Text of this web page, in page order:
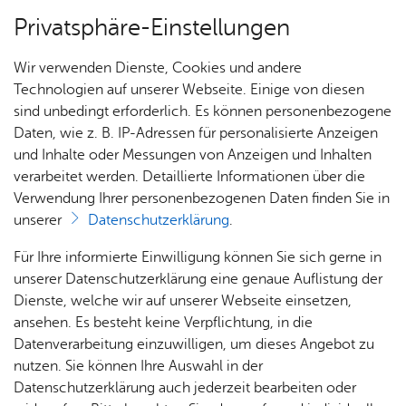
Über­sicht Bür­ger & Stadt
Rat­
haus &
Bür­
ger­
ser­vice
Rat­
häu­ser
Nach­
rich­
ten,
Vi­de­os
& Bil­
der
Me­di­
Jobs
Stel­
len­an­
ge­bo­te
Aus­bil­
dung &
Stu­di­
Bauen
& Um­
welt
Geo­
da­ten
Ge­
sund­
heit &
kum
Dienst­leis­tun­gen A–Z
Vor­le­sen
Ar­beits­platz­su­che im An­
schluss an Auf­ent­hal­te im
Bun­des­ge­biet
Als Angehöriger aus einem Nicht-EU- und Nicht-EWR-
Staat können Sie eine Aufenthaltserlaubnis für bis zu 18
Privatsphäre-Einstellungen
Wir verwenden Dienste, Cookies und andere
Technologien auf unserer Webseite. Einige von diesen
sind unbedingt erforderlich. Es können personenbezogene
Daten, wie z. B. IP-Adressen für personalisierte Anzeigen
und Inhalte oder Messungen von Anzeigen und Inhalten
verarbeitet werden. Detaillierte Informationen über die
Verwendung Ihrer personenbezogenen Daten finden Sie in
unserer
Datenschutzerklärung.
Für Ihre informierte Einwilligung können Sie sich gerne in
unserer Datenschutzerklärung eine genaue Auflistung der
Dienste, welche wir auf unserer Webseite einsetzen,
ansehen. Es besteht keine Verpflichtung, in die
Datenverarbeitung einzuwilligen, um dieses Angebot zu
nutzen. Sie können Ihre Auswahl in der
Datenschutzerklärung auch jederzeit bearbeiten oder